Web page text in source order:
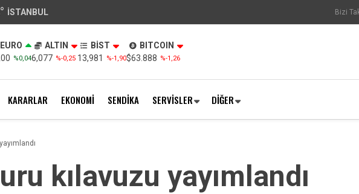
° İSTANBUL Bizi
EURO
%0,04
ALTIN
6,077 %-0,25
BİST
13,981
%-1,90
BITCOIN
$63.888 %-1,26
KARARLAR EKONOMİ SENDİKA SERVİSLER DİĞER
kılavuzu yayımlandı